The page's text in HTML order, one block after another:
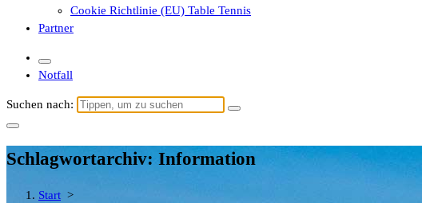
Cookie Richtlinie (EU) Table Tennis
Partner
Notfall
Suchen nach:
Schlagwortarchiv: Information
Start >